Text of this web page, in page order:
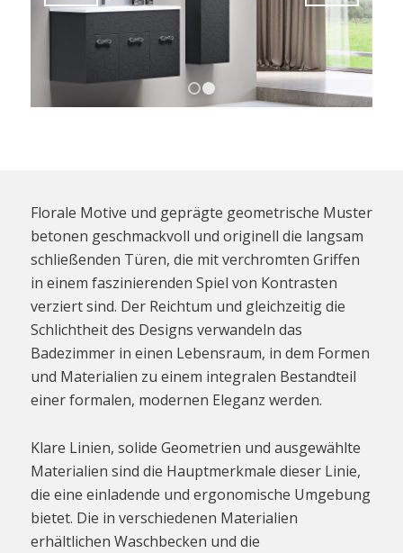
1 2
Florale Motive und geprägte geometrische Muster
betonen geschmackvoll und originell die langsam
schließenden Türen, die mit verchromten Griffen
in einem faszinierenden Spiel von Kontrasten
verziert sind. Der Reichtum und gleichzeitig die
Schlichtheit des Designs verwandeln das
Badezimmer in einen Lebensraum, in dem Formen
und Materialien zu einem integralen Bestandteil
einer formalen, modernen Eleganz werden.
Klare Linien, solide Geometrien und ausgewählte
Materialien sind die Hauptmerkmale dieser Linie,
die eine einladende und ergonomische Umgebung
bietet. Die in verschiedenen Materialien
erhältlichen Waschbecken und die